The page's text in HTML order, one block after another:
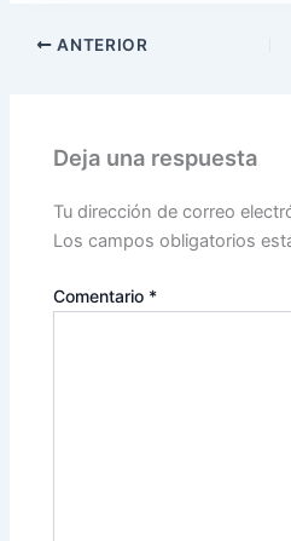
ANTERIOR
Deja una respuesta
Tu dirección de correo
Los campos obligatorios
Comentario *